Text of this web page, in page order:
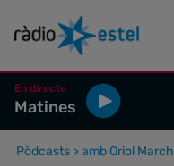
En directe
Matines
Pòdcasts >amb Oriol March